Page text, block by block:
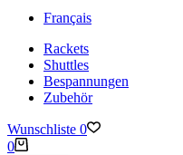
Français
Rackets
Shuttles
Bespannungen
Zubehör
Wunschliste 0
Warenkorb
0